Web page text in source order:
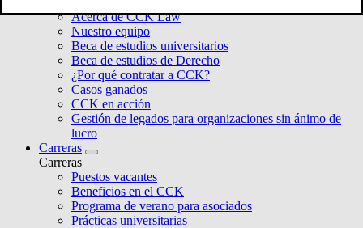
Acerca de CCK Law
Nuestro equipo
Beca de estudios universitarios
Beca de estudios de Derecho
¿Por qué contratar a CCK?
Casos ganados
CCK en acción
Gestión de legados para organizaciones sin ánimo de
lucro
Carreras
Carreras
Puestos vacantes
Beneficios en el CCK
Programa de verano para asociados
Prácticas universitarias